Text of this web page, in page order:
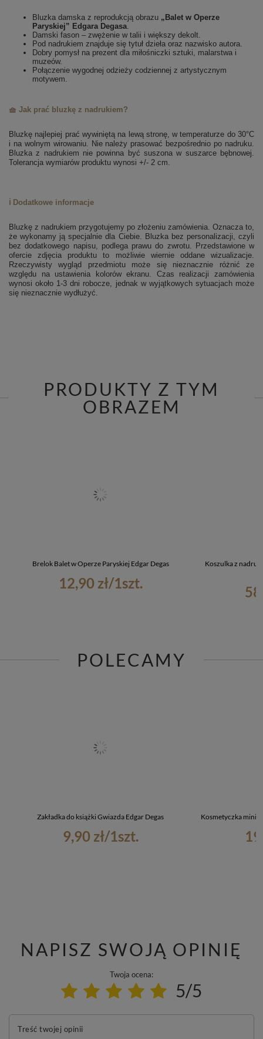
Bluzka damska z reprodukcją obrazu „Balet w Operze
Paryskiej” Edgara Degasa.
Damski fason – zwężenie w talii i większy dekolt.
Pod nadrukiem znajduje się tytuł dzieła oraz nazwisko autora.
Dobry pomysł na prezent dla miłośniczki sztuki, malarstwa i
muzeów.
Połączenie wygodnej odzieży codziennej z artystycznym
motywem.
🧺 Jak prać bluzkę z nadrukiem?
Bluzkę najlepiej prać wywiniętą na lewą stronę, w temperaturze do 30°C
i na wolnym wirowaniu. Nie należy prasować bezpośrednio po nadruku.
Bluzka z nadrukiem nie powinna być suszona w suszarce bębnowej.
Tolerancja wymiarów produktu wynosi +/- 2 cm.
ℹ️ Dodatkowe informacje
Bluzkę z nadrukiem przygotujemy po złożeniu zamówienia. Oznacza to,
że wykonamy ją specjalnie dla Ciebie. Bluzka bez personalizacji, czyli
bez dodatkowego napisu, podlega prawu do zwrotu. Przedstawione w
ofercie zdjęcia produktu to możliwie wiernie oddane wizualizacje.
Rzeczywisty wygląd przedmiotu może się nieznacznie różnić ze
względu na ustawienia kolorów ekranu. Czas realizacji zamówienia
wynosi około 1-3 dni robocze, jednak w wyjątkowych sytuacjach może
się nieznacznie wydłużyć.
PRODUKTY Z TYM
OBRAZEM
Brelok Balet w Operze Paryskiej Edgar Degas
12,90 zł/1szt.
Koszulka z
POLECAMY
Zakładka do książki Gwiazda Edgar Degas
9,90 zł/1szt.
Kosmetyczka mini
NAPISZ SWOJĄ OPINIĘ
Twoja ocena:
5/5
Treść twojej opinii